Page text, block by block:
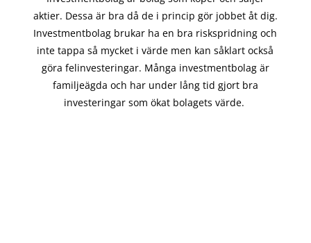
aktier. Dessa är bra då de i princip görjobbet åt dig.
Investmentbolag brukar ha en bra riskspridning och
inte tappa så mycket i värde men kan såklart också
göra felinvesteringar. Många investmentbolag är
familjeägda och har under lång tid gjort bra
investeringar som ökat bolagets värde.